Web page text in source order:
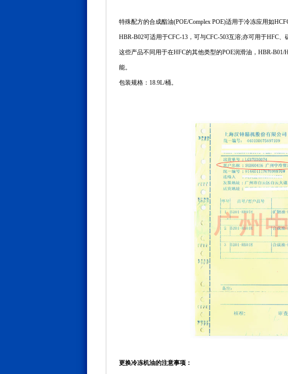
特殊配方的合成酯油(POE/Complex POE)适用于冷冻应用如
HBR-B02可适用于CFC-13，可与CFC-503互溶;亦可用于HFC
这些产品不同用于在HFC的其他类型的POE润滑油，HBR-
能。
包装规格：18.9L/桶。
更换冷冻机油的注意事项：